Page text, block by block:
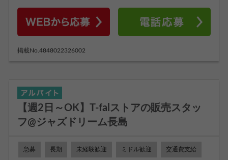
掲載No.4848022326002
【週2日～OK】T-falストアの販売スタッ
フ@ジャズドリーム長島
急募 長期 未経験歓迎 ミドル歓迎 交通費支給